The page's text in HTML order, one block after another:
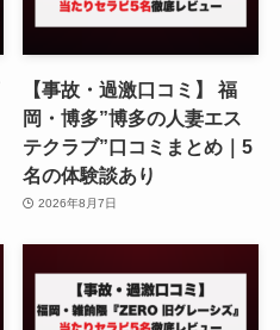
【事故・過激口コミ】 福
岡・博多”博多の人妻エス
テクラブ”口コミまとめ｜5
名の体験談あり
2026年8月7日